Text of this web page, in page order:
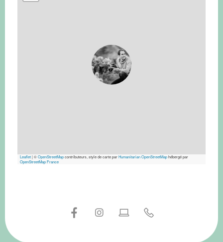
Leaflet|©OpenStreetMapcontributeurs, style de carte parHumanitarian OpenStreetMaphébergé par
OpenStreetMap France